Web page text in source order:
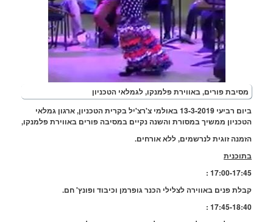
פורים, באווירת פלמנקו, לגמלאי הטכניון
ביום רביעי 13-3-2019 באולמי צ'רצ'יל בקרית הטכניון, ארגון גמלאי
ממשיך במסורת והשנה נקיים במסיבה פורים באווירת פלמנקו,
זוגית לנרשמים, ללא אורחים.
17:00-
פנים באווירה לצלילי הכנר גופרמן וכיבוד ופונץ' חם.
17:45-